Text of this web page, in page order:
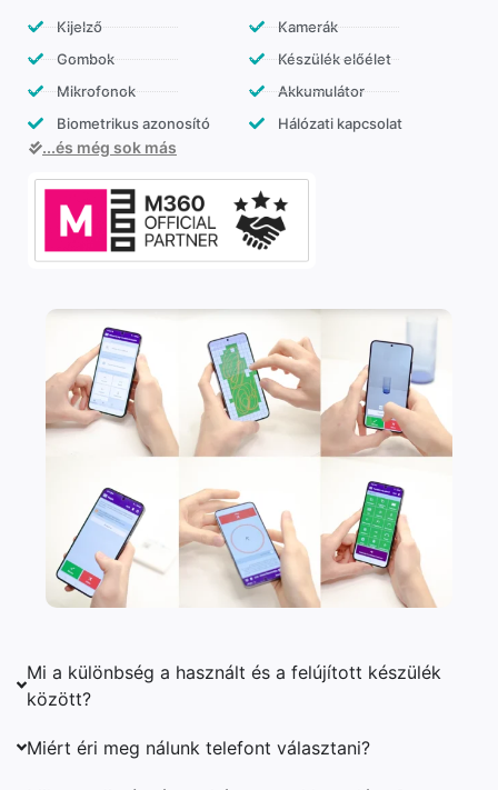
Kijelző
Gombok
Mikrofonok
Biometrikus azonosító
Kamerák
Készülék előélet
Akkumulátor
Hálózati kapcsolat
...és még sok más
Mi a különbség a használt és a felújított készülék
között?
Miért éri meg nálunk telefont választani?